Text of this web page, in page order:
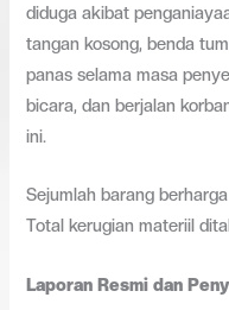
diduga akibat
tangan kosong, benda
panas selama masa
bicara, dan berjalan
ini.
Sejumlah barang
Total kerugian materiil
Laporan Resmi dan